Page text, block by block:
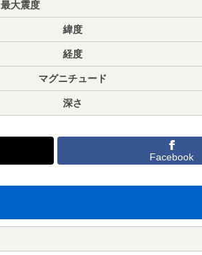
最大震度
緯度
経度
マグニチュード
深さ
Facebook